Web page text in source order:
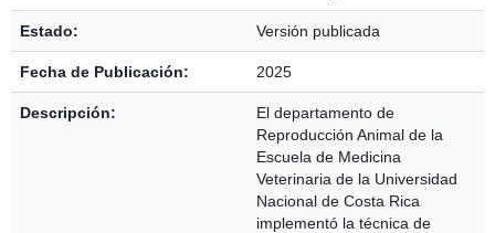
Estado: Versión publicada
Fecha de Publicación: 2025
Descripción:
El departamento de
Reproducción Animal de la
Escuela de Medicina
Veterinaria de la Universidad
Nacional de Costa Rica
implementó la técnica de